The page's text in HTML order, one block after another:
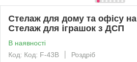
Стелаж для дому та офісу на
Стелаж для іграшок з ДСП
В наявності
Код: Код: F-43B
Роздріб